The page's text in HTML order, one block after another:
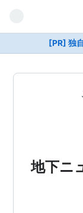
[PR] 独
地下ニ